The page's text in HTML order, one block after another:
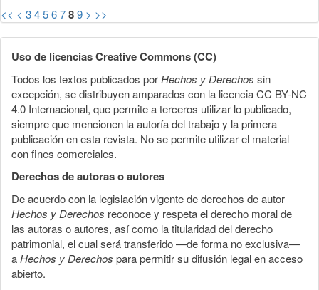
<< < 3456789 > >>
Uso de licencias Creative Commons (CC)
Todos los textos publicados porHechos y Derechos sin
excepción, se distribuyen amparados con la licencia CC BY-NC
4.0 Internacional, que permite a terceros utilizar lo publicado,
siempre que mencionen la autoría del trabajo y la primera
publicación en esta revista. No se permite utilizar el material
con fines comerciales.
Derechos de autoras o autores
De acuerdo con la legislación vigente de derechos de autor
Hechos y Derechos reconoce y respeta el derecho moral de
las autoras o autores, así como la titularidad del derecho
patrimonial, el cual será transferido —de forma no exclusiva—
aHechos y Derechos para permitir su difusión legal en acceso
abierto.